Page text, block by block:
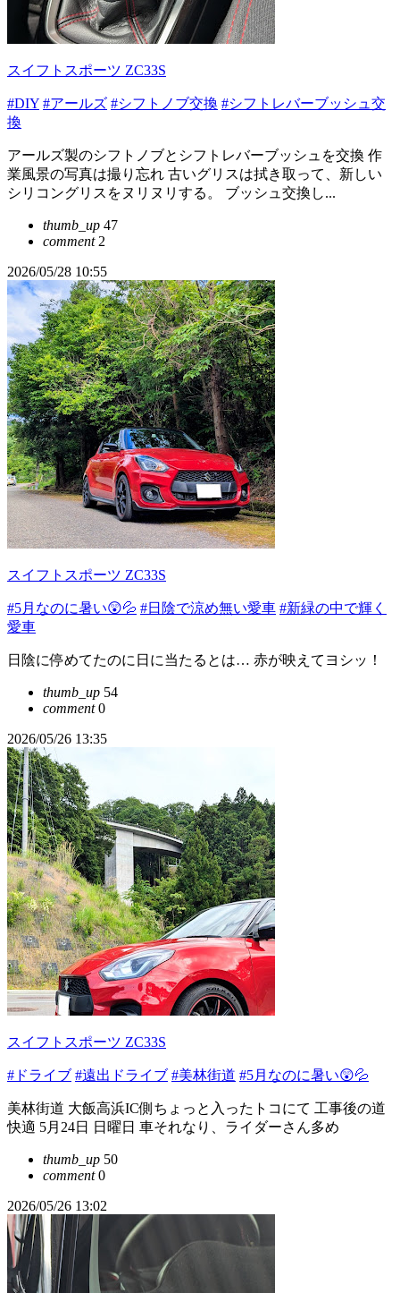
スイフトスポーツ ZC33S
#DIY #アールズ #シフトノブ交換 #シフトレバーブッシュ交
換
アールズ製のシフトノブとシフトレバーブッシュを交換 作
業風景の写真は撮り忘れ 古いグリスは拭き取って、新しい
シリコングリスをヌリヌリする。 ブッシュ交換し...
thumb_up 47
comment2
2026/05/28 10:55
スイフトスポーツ ZC33S
#5月なのに暑い😲💦 #日陰で涼め無い愛車 #新緑の中で輝く
愛車
日陰に停めてたのに日に当たるとは… 赤が映えてヨシッ！
thumb_up 54
comment0
2026/05/26 13:35
スイフトスポーツ ZC33S
#ドライブ #遠出ドライブ #美林街道 #5月なのに暑い😲💦
美林街道 大飯高浜IC側ちょっと入ったトコにて 工事後の道
快適 5月24日 日曜日 車それなり、ライダーさん多め
thumb_up 50
comment0
2026/05/26 13:02